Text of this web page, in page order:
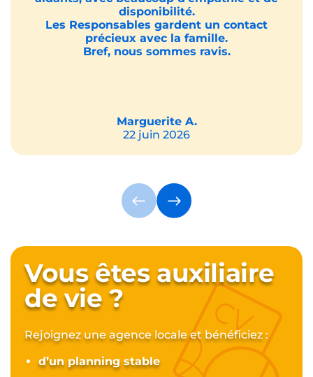
disponibilité.
Les Responsables gardent un contact
précieux avec la famille.
Bref, nous sommes ravis.
Marguerite A.
22 juin 2026
Vous êtes auxiliaire
de vie ?
Rejoignez une agence locale et bénéficiez :
d’un planning stable